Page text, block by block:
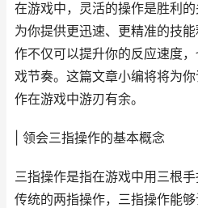
在游戏中，灵活的操作是胜利
为你提供更迅速、更精准的技
作不仅可以提升你的反应速度
戏节奏。这篇文章小编将将为
作在游戏中游刃有余。
| 领会三指操作的基本概念
三指操作是指在游戏中用三根
传统的两指操作，三指操作能